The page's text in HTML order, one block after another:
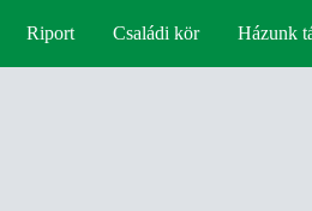
Riport Családi kör Házunk